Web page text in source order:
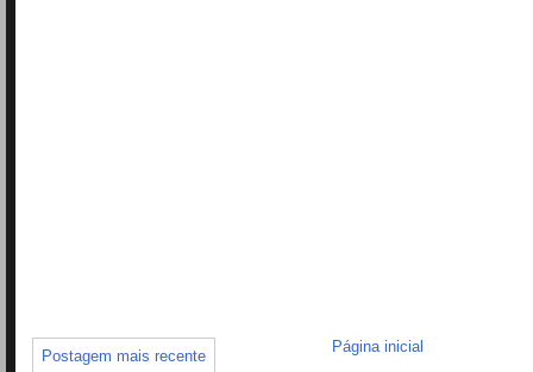
Postagem mais recente
Página inicial